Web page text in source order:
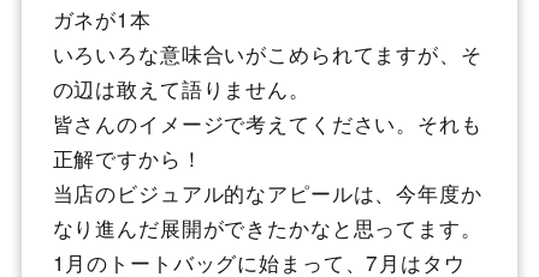
ガネが1本
いろいろな意味合いがこめられてますが、そ
の辺は敢えて語りません。
皆さんのイメージで考えてください。それも
正解ですから！
当店のビジュアル的なアピールは、今年度か
なり進んだ展開ができたかなと思ってます。
1月のトートバッグに始まって、7月はタウ